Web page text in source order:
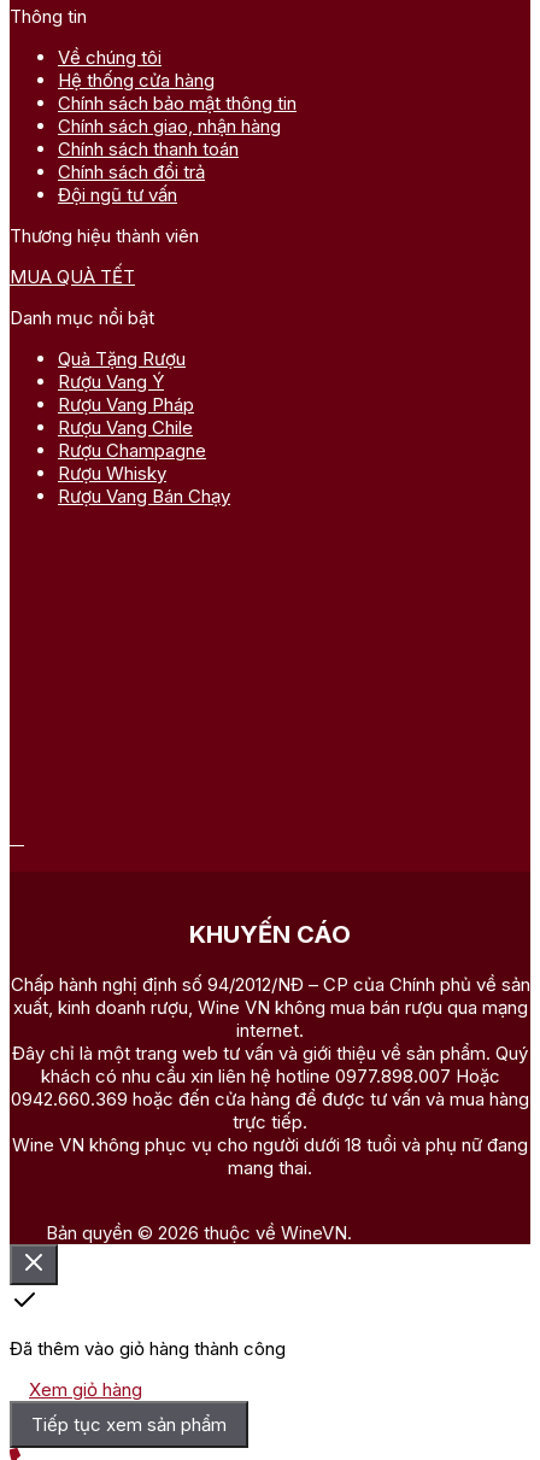
Thông tin
Về chúng tôi
Hệ thống cửa hàng
Chính sách bảo mật thông tin
Chính sách giao, nhận hàng
Chính sách thanh toán
Chính sách đổi trả
Đội ngũ tư vấn
Thương hiệu thành viên
MUA QUÀ TẾT
Danh mục nổi bật
Quà Tặng Rượu
Rượu Vang Ý
Rượu Vang Pháp
Rượu Vang Chile
Rượu Champagne
Rượu Whisky
Rượu Vang Bán Chạy
KHUYẾN CÁO
Chấp hành nghị định số 94/2012/NĐ – CP của Chính phủ về sản
xuất, kinh doanh rượu, Wine VN không mua bán rượu qua mạng
internet.
Đây chỉ là một trang web tư vấn và giới thiệu về sản phẩm. Quý
khách có nhu cầu xin liên hệ hotline 0977.898.007 Hoặc
0942.660.369 hoặc đến cửa hàng để được tư vấn và mua hàng
trực tiếp.
Wine VN không phục vụ cho người dưới 18 tuổi và phụ nữ đang
mang thai.
Bản quyền © 2026 thuộc về WineVN.
Đã thêm vào giỏ hàng thành công
Xem giỏ hàng
Tiếp tục xem sản phẩm